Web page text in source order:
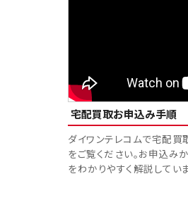
宅配買取お申込み手順
ダイワンテレコムで宅配買
をご覧ください。お申込み
をわかりやすく解説してい